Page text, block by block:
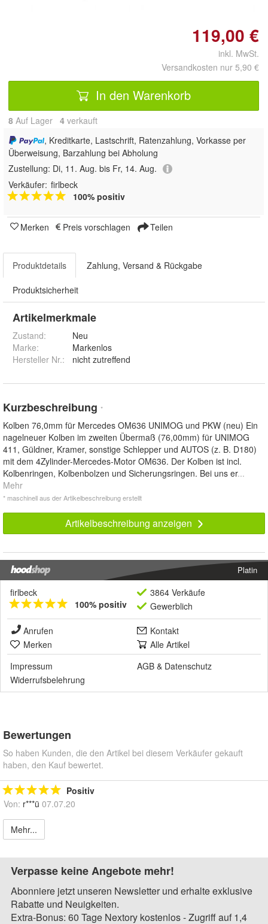
119,00 €
inkl. MwSt.
Versandkosten nur 5,90 €
In den Warenkorb
8 Auf Lager 4 verkauft
, Kreditkarte, Lastschrift, Ratenzahlung, Vorkasse per
Überweisung, Barzahlung bei Abholung
Zustellung: Di, 11. Aug. bis Fr, 14. Aug.
Verkäufer: firlbeck
100% positiv
Merken Preis vorschlagen Teilen
Produktdetails Zahlung, Versand & Rückgabe
Produktsicherheit
Artikelmerkmale
Zustand:
Neu
Marke:
Markenlos
Hersteller Nr.:
nicht zutreffend
Kurzbeschreibung *
Kolben 76,0mm für Mercedes OM636 UNIMOG und PKW (neu) Ein
nagelneuer Kolben im zweiten Übermaß (76,00mm) für UNIMOG
411, Güldner, Kramer, sonstige Schlepper und AUTOS (z. B. D180)
mit dem 4Zylinder-Mercedes-Motor OM636. Der Kolben ist incl.
Kolbenringen, Kolbenbolzen und Sicherungsringen. Bei uns er...
Mehr
* maschinell aus der Artikelbeschreibung erstellt
Artikelbeschreibung anzeigen
Platin
firlbeck
100% positiv
3864 Verkäufe
Gewerblich
Anrufen
Kontakt
Merken
Alle Artikel
Impressum
AGB & Datenschutz
Widerrufsbelehrung
Bewertungen
So haben Kunden, die den Artikel bei diesem Verkäufer gekauft
haben, den Kauf bewertet.
Positiv
Von: r***ü 07.07.20
Mehr...
Verpasse keine Angebote mehr!
Abonniere jetzt unseren Newsletter und erhalte exklusive
Rabatte und Neuigkeiten.
Extra-Bonus: 60 Tage Nextory kostenlos - Zugriff auf 1,4